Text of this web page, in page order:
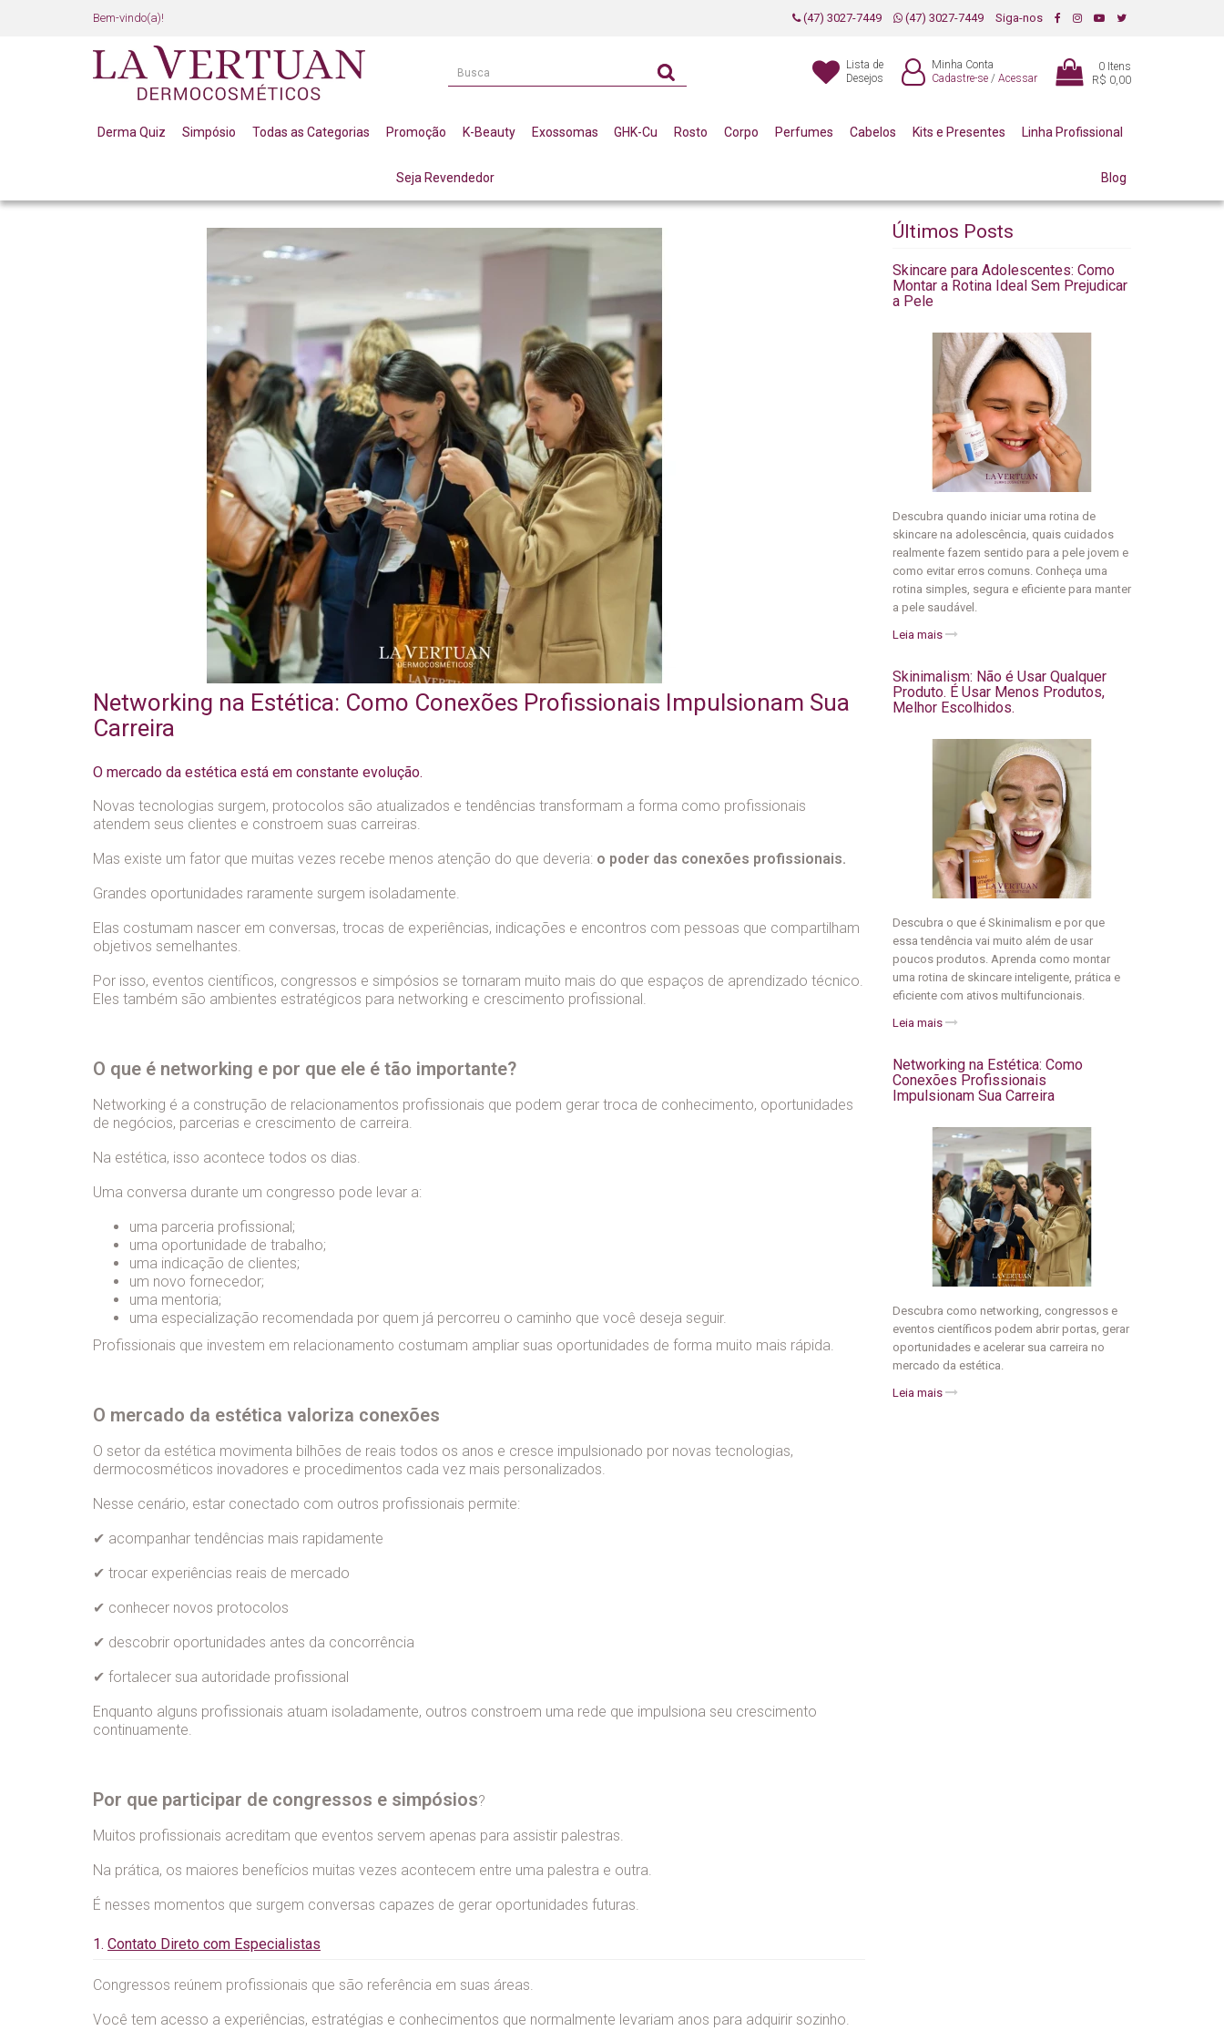
Bem-vindo(a)! (47) 3027-7449 (47) 3027-7449 Siga-nos
Lista de
Desejos
Minha Conta
Cadastre-se / Acessar
0 Itens
R$ 0,00
Derma Quiz Simpósio Todas as Categorias Promoção K-Beauty Exossomas GHK-Cu Rosto Corpo Perfumes Cabelos Kits e Presentes Linha Profissional
Seja Revendedor Blog
NETWORKING NA ESTÉTICA: COMO CONEXÕES PROFISSIONAIS IMPULSIONAM SUA CARREIRA
Networking na Estética: Como Conexões Profissionais Impulsionam Sua
Carreira
O mercado da estética está em constante evolução.
Novas tecnologias surgem, protocolos são atualizados e tendências transformam a forma como profissionais
atendem seus clientes e constroem suas carreiras.
Mas existe um fator que muitas vezes recebe menos atenção do que deveria: o poder das conexões profissionais.
Grandes oportunidades raramente surgem isoladamente.
Elas costumam nascer em conversas, trocas de experiências, indicações e encontros com pessoas que compartilham
objetivos semelhantes.
Por isso, eventos científicos, congressos e simpósios se tornaram muito mais do que espaços de aprendizado técnico.
Eles também são ambientes estratégicos para networking e crescimento profissional.
O que é networking e por que ele é tão importante?
Networking é a construção de relacionamentos profissionais que podem gerar troca de conhecimento, oportunidades
de negócios, parcerias e crescimento de carreira.
Na estética, isso acontece todos os dias.
Uma conversa durante um congresso pode levar a:
uma parceria profissional;
uma oportunidade de trabalho;
uma indicação de clientes;
um novo fornecedor;
uma mentoria;
uma especialização recomendada por quem já percorreu o caminho que você deseja seguir.
Profissionais que investem em relacionamento costumam ampliar suas oportunidades de forma muito mais rápida.
O mercado da estética valoriza conexões
O setor da estética movimenta bilhões de reais todos os anos e cresce impulsionado por novas tecnologias,
dermocosméticos inovadores e procedimentos cada vez mais personalizados.
Nesse cenário, estar conectado com outros profissionais permite:
✔ acompanhar tendências mais rapidamente
✔ trocar experiências reais de mercado
✔ conhecer novos protocolos
✔ descobrir oportunidades antes da concorrência
✔ fortalecer sua autoridade profissional
Enquanto alguns profissionais atuam isoladamente, outros constroem uma rede que impulsiona seu crescimento
continuamente.
Por que participar de congressos e simpósios?
Muitos profissionais acreditam que eventos servem apenas para assistir palestras.
Na prática, os maiores benefícios muitas vezes acontecem entre uma palestra e outra.
É nesses momentos que surgem conversas capazes de gerar oportunidades futuras.
1. Contato Direto com Especialistas
Congressos reúnem profissionais que são referência em suas áreas.
Você tem acesso a experiências, estratégias e conhecimentos que normalmente levariam anos para adquirir sozinho.
Últimos Posts
Skincare para Adolescentes: Como
Montar a Rotina Ideal Sem Prejudicar
a Pele
Descubra quando iniciar uma rotina de
skincare na adolescência, quais cuidados
realmente fazem sentido para a pele jovem e
como evitar erros comuns. Conheça uma
rotina simples, segura e eficiente para manter
a pele saudável.
Leia mais
Skinimalism: Não é Usar Qualquer
Produto. É Usar Menos Produtos,
Melhor Escolhidos.
Descubra o que é Skinimalism e por que
essa tendência vai muito além de usar
poucos produtos. Aprenda como montar
uma rotina de skincare inteligente, prática e
eficiente com ativos multifuncionais.
Leia mais
Networking na Estética: Como
Conexões Profissionais
Impulsionam Sua Carreira
Descubra como networking, congressos e
eventos científicos podem abrir portas, gerar
oportunidades e acelerar sua carreira no
mercado da estética.
Leia mais